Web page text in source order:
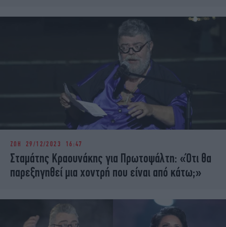
ΖΩΗ 29/12/2023 16:47
Σταμάτης Κραουνάκης για Πρωτοψάλτη: «Ότι θα
παρεξηγηθεί μια χοντρή που είναι από κάτω;»